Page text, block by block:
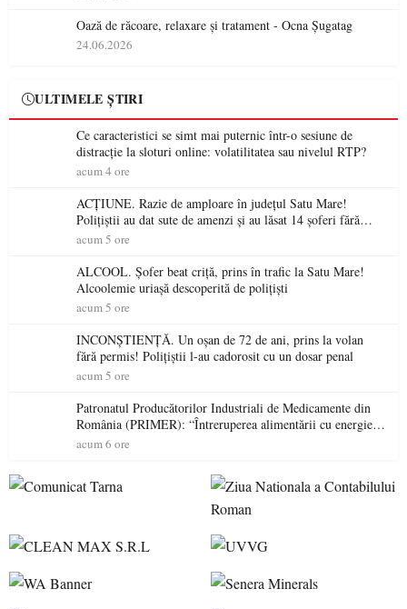
Oază de răcoare, relaxare și tratament - Ocna Șugatag
24.06.2026
ULTIMELE ȘTIRI
Ce caracteristici se simt mai puternic într-o sesiune de
distracție la sloturi online: volatilitatea sau nivelul RTP?
acum 4 ore
ACȚIUNE. Razie de amploare în județul Satu Mare!
Polițiștii au dat sute de amenzi și au lăsat 14 șoferi fără
permis într-o singură zi
acum 5 ore
ALCOOL. Șofer beat criță, prins în trafic la Satu Mare!
Alcoolemie uriașă descoperită de polițiști
acum 5 ore
INCONȘTIENȚĂ. Un oșan de 72 de ani, prins la volan
fără permis! Polițiștii l-au cadorosit cu un dosar penal
acum 5 ore
Patronatul Producătorilor Industriali de Medicamente din
România (PRIMER): “Întreruperea alimentării cu energie
electrică a fabricilor de medicamente va pune în pericol
acum 6 ore